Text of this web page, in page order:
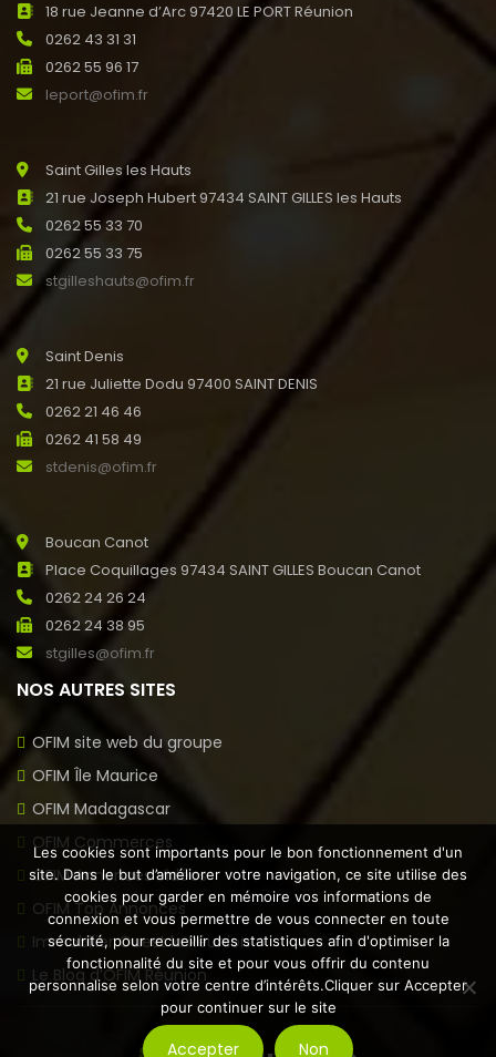
18 rue Jeanne d’Arc 97420 LE PORT Réunion
0262 43 31 31
0262 55 96 17
leport@ofim.fr
Saint Gilles les Hauts
21 rue Joseph Hubert 97434 SAINT GILLES les Hauts
0262 55 33 70
0262 55 33 75
stgilleshauts@ofim.fr
Saint Denis
21 rue Juliette Dodu 97400 SAINT DENIS
0262 21 46 46
0262 41 58 49
stdenis@ofim.fr
Boucan Canot
Place Coquillages 97434 SAINT GILLES Boucan Canot
0262 24 26 24
0262 24 38 95
stgilles@ofim.fr
NOS AUTRES SITES
OFIM site web du groupe
OFIM Île Maurice
OFIM Madagascar
OFIM Commerces
OFIM Annonces Vidéos
OFIM Top Annonces
Immobilier Ouest la Réunion
Le Blog d’OFIM Réunion
Les cookies sont importants pour le bon fonctionnement d'un
site. Dans le but d’améliorer votre navigation, ce site utilise des
cookies pour garder en mémoire vos informations de
connexion et vous permettre de vous connecter en toute
sécurité, pour recueillir des statistiques afin d'optimiser la
fonctionnalité du site et pour vous offrir du contenu
personnalise selon votre centre d’intérêts.Cliquer sur Accepter
pour continuer sur le site
Accepter Non